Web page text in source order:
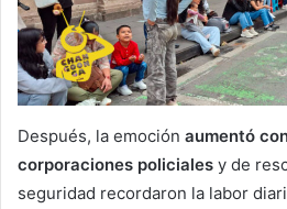
Después, la emoción aumentó
corporaciones policiales y de
seguridad recordaron la labor